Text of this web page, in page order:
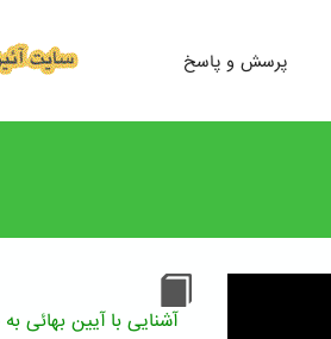
پرسش و پاسخ
آشنایی با آیین بهائی